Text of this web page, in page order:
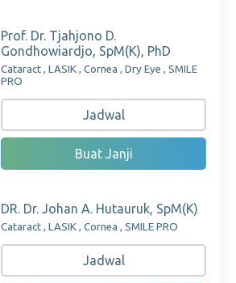
Prof. Dr. Tjahjono D.
Gondhowiardjo, SpM(K), PhD
Cataract , LASIK , Cornea , Dry Eye , SMILE
PRO
Jadwal
Buat Janji
DR. Dr. Johan A. Hutauruk, SpM(K)
Cataract , LASIK , Cornea , SMILE PRO
Jadwal